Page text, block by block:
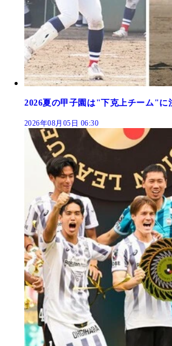
2026夏の甲子園は"下克上チーム"に
2026年08月05日 06:30